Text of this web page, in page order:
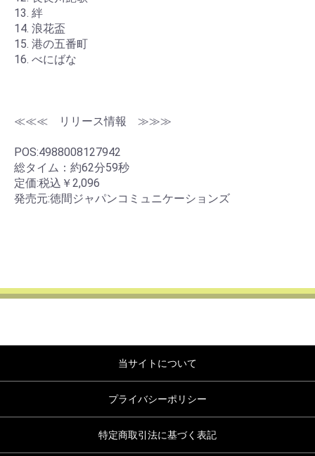
13. 絆
14. 浪花盃
15. 港の五番町
16. べにばな
≪≪≪ リリース情報 ≫≫≫
POS:4988008127942
総タイム：約62分59秒
定価:税込￥2,096
発売元:徳間ジャパンコミュニケーションズ
当サイトについて
プライバシーポリシー
特定商取引法に基づく表記